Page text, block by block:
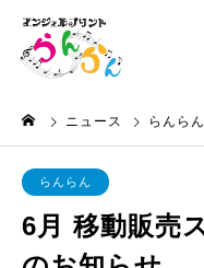
ニュース らんらん
らんらん
6月 移動販売